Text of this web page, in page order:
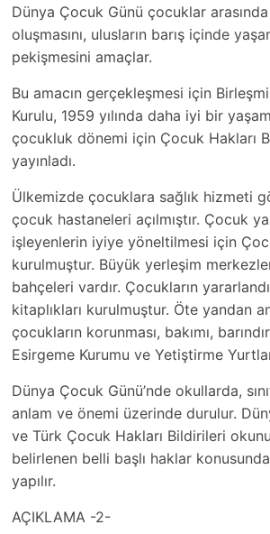
Dünya Çocuk Günü çocuklar
oluşmasını, ulusların barış içinde
pekişmesini amaçlar.
Bu amacın gerçekleşmesi için
Kurulu, 1959 yılında daha iyi bir
çocukluk dönemi için Çocuk Hakları
yayınladı.
Ülkemizde çocuklara sağlık hizmeti
çocuk hastaneleri açılmıştır. Çocuk
işleyenlerin iyiye yöneltilmesi için
kurulmuştur. Büyük yerleşim
bahçeleri vardır. Çocukların
kitaplıkları kurulmuştur. Öte yandan
çocukların korunması, bakımı,
Esirgeme Kurumu ve Yetiştirme
Dünya Çocuk Günü’nde okullarda,
anlam ve önemi üzerinde durulur.
ve Türk Çocuk Hakları Bildirileri
belirlenen belli başlı haklar
yapılır.
AÇIKLAMA -2-